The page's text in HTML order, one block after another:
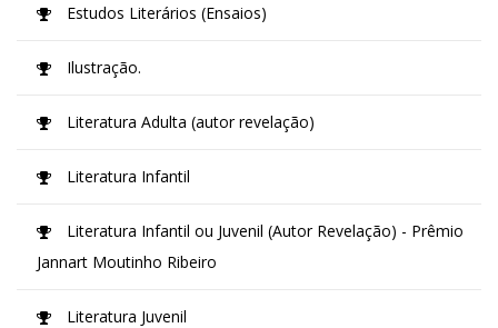
Estudos Literários (Ensaios)
Ilustração.
Literatura Adulta (autor revelação)
Literatura Infantil
Literatura Infantil ou Juvenil (Autor Revelação) - Prêmio
Jannart Moutinho Ribeiro
Literatura Juvenil